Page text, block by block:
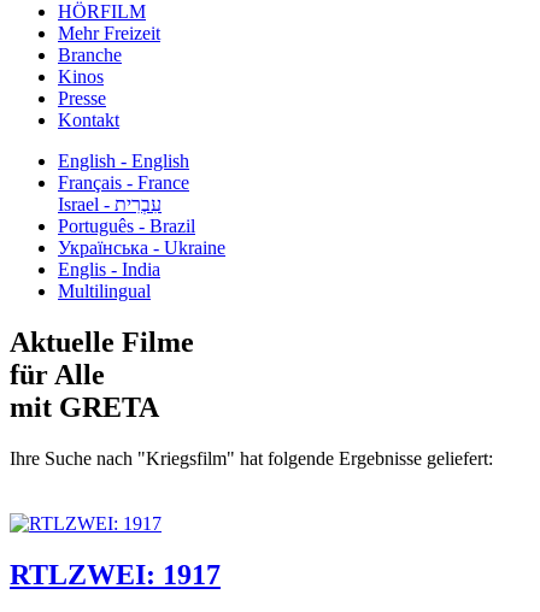
HÖRFILM
Mehr Freizeit
Branche
Kinos
Presse
Kontakt
English - English
Français - France
עִבְרִית - Israel
Português - Brazil
Українська - Ukraine
Englis - India
Multilingual
Aktuelle Filme
für Alle
mit GRETA
Ihre Suche nach "Kriegsfilm" hat folgende Ergebnisse geliefert:
RTLZWEI: 1917